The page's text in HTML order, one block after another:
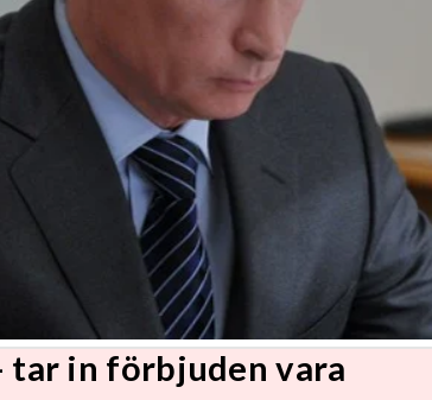
tar in förbjuden vara